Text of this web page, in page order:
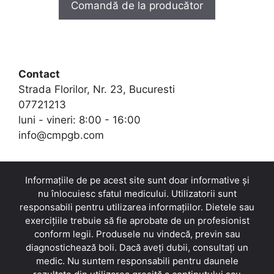
o
5
fost:
159,00 lei.
Comandă de la producător
Contact
Strada Florilor, Nr. 23, Bucuresti
07721213
luni - vineri: 8:00 - 16:00
info@cmpgb.com
Informațiile de pe acest site sunt doar informative și
nu înlocuiesc sfatul medicului. Utilizatorii sunt
responsabili pentru utilizarea informațiilor. Dietele sau
exercițiile trebuie să fie aprobate de un profesionist
conform legii. Produsele nu vindecă, previn sau
diagnostichează boli. Dacă aveți dubii, consultați un
medic. Nu suntem responsabili pentru daunele